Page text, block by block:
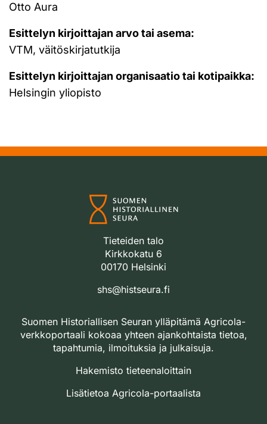
Otto Aura
Esittelyn kirjoittajan arvo tai asema:
VTM, väitöskirjatutkija
Esittelyn kirjoittajan organisaatio tai kotipaikka:
Helsingin yliopisto
Tieteiden talo
Kirkkokatu 6
00170 Helsinki
shs@histseura.fi
Suomen Historiallisen Seuran ylläpitämä Agricola-
verkkoportaali kokoaa yhteen ajankohtaista tietoa,
tapahtumia, ilmoituksia ja julkaisuja.
Hakemisto tieteenaloittain
Lisätietoa Agricola-portaalista